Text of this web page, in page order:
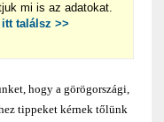
mi is az adatokat.
találsz >>
hogy a görögországi,
tippeket kérnek tőlünk